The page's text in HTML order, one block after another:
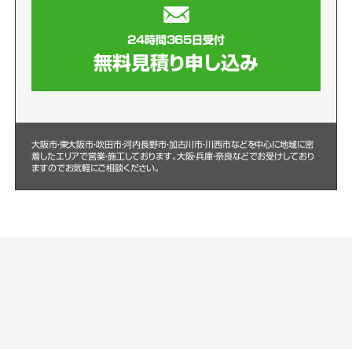
24時間365日受付
無料見積り申し込み
大阪市・東大阪市・吹田市・河内長野市・加古川市・川西市などを中心に地域に密
着したエリアで営業・施工しております。大阪・兵庫・奈良などでお受けしており
ますのでお気軽にご相談ください。